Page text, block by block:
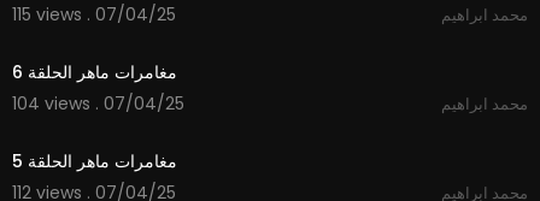
115 views . 07/04/25
محمد ابراهيم
مغامرات ماهر الحلقة 6
104 views . 07/04/25
محمد ابراهيم
مغامرات ماهر الحلقة 5
112 views . 07/04/25
محمد ابراهيم